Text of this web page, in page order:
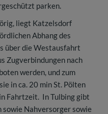
parken.
liegt Katzelsdorf
Abhang des
über die Westausfahrt
Zugverbindungen nach
werden, und zum
in ca. 20 min St. Pölten
Fahrtzeit. In Tulbing gibt
sowie Nahversorger sowie